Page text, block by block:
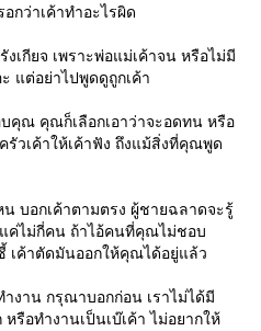
กว่าเค้าทำอะไรผิด
เกียจ เพราะพ่อแม่เค้าจน หรือไม่มี
แต่อย่าไปพูดดูถูกเค้า
คุณ คุณก็เลือกเอาว่าจะอดทน หรือ
รัวเค้าให้เค้าฟัง ถึงแม้สิ่งที่คุณพูด
บอกเค้าตามตรง ผู้ชายฉลาดจะรู้
แค่ไม่กี่คน ถ้าไอ้คนที่คุณไม่ชอบ
เค้าตัดมันออกให้คุณได้อยู่แล้ว
งาน กรุณาบอกก่อน เราไม่ได้มี
รือทำงานเป็นเบ๊เค้า ไม่อยากให้